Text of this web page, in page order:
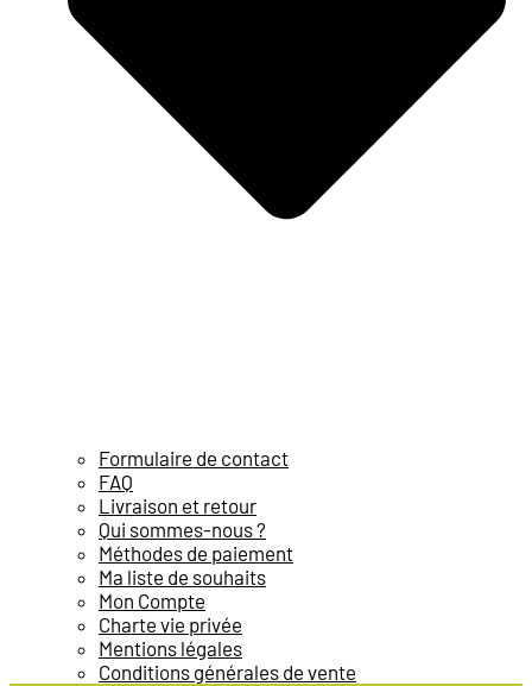
Formulaire de contact
FAQ
Livraison et retour
Qui sommes-nous ?
Méthodes de paiement
Ma liste de souhaits
Mon Compte
Charte vie privée
Mentions légales
Conditions générales de vente